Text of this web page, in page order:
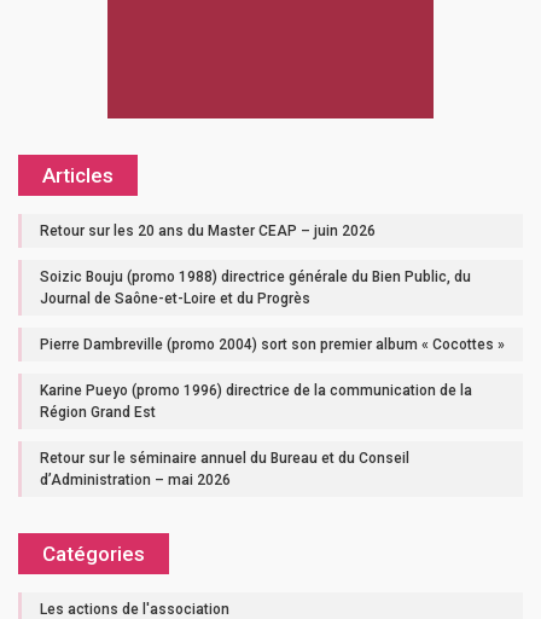
Articles
Retour sur les 20 ans du Master CEAP – juin 2026
Soizic Bouju (promo 1988) directrice générale du Bien Public, du
Journal de Saône-et-Loire et du Progrès
Pierre Dambreville (promo 2004) sort son premier album « Cocottes »
Karine Pueyo (promo 1996) directrice de la communication de la
Région Grand Est
Retour sur le séminaire annuel du Bureau et du Conseil
d’Administration – mai 2026
Catégories
Les actions de l'association